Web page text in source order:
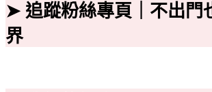
➤ 追蹤粉絲專頁｜不出門
界